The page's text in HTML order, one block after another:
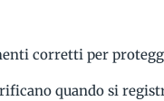
corretti per
quando si